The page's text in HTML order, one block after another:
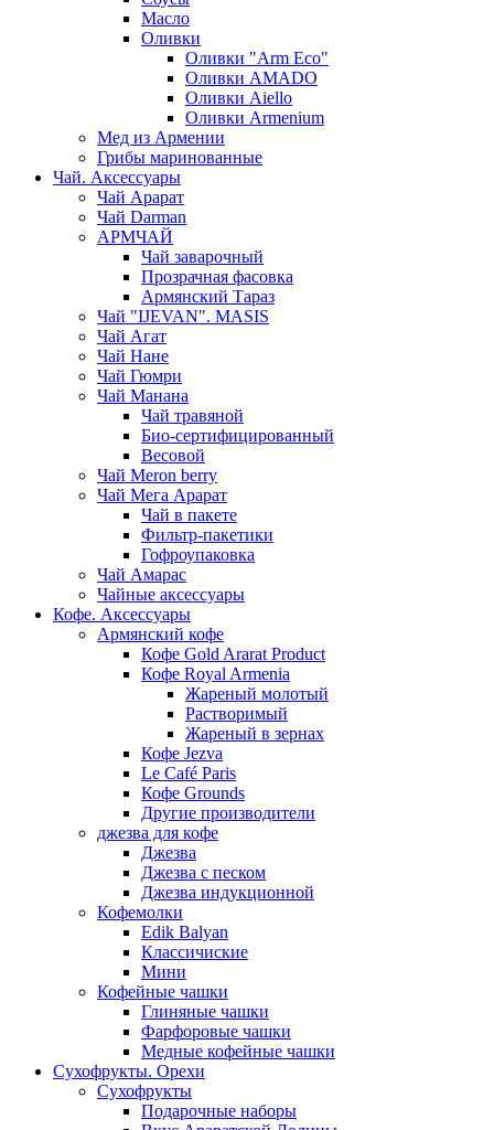
Масло
Оливки
Оливки "Arm Eco"
Оливки AMADO
Оливки Aiello
Оливки Armenium
Мед из Армении
Грибы маринованные
Чай. Аксессуары
Чай Арарат
Чай Darman
АРМЧАЙ
Чай заварочный
Прозрачная фасовка
Армянский Тараз
Чай "IJEVAN". MASIS
Чай Агат
Чай Нане
Чай Гюмри
Чай Манана
Чай травяной
Био-сертифицированный
Весовой
Чай Meron berry
Чай Мега Арарат
Чай в пакете
Фильтр-пакетики
Гофроупаковка
Чай Амарас
Чайные аксессуары
Кофе. Аксессуары
Армянский кофе
Кофе Gold Ararat Product
Кофе Royal Armenia
Жареный молотый
Растворимый
Жареный в зернах
Кофе Jezva
Le Café Paris
Кофе Grounds
Другие производители
джезва для кофе
Джезва
Джезва с песком
Джезва индукционной
Кофемолки
Edik Balyan
Классичиские
Мини
Кофейные чашки
Глиняные чашки
Фарфоровые чашки
Медные кофейные чашки
Сухофрукты. Орехи
Сухофрукты
Подарочные наборы